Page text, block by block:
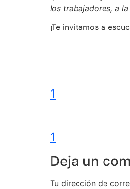
los trabajadores, a
¡Te invitamos a
1
1
Deja un
Tu dirección de